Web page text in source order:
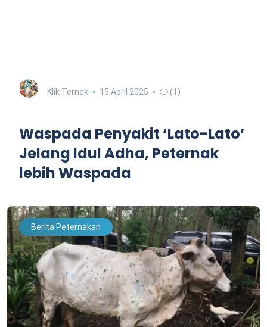
Klik Ternak 15 April 2025 (1)
Waspada Penyakit ‘Lato-Lato’
Jelang Idul Adha, Peternak
lebih Waspada
Berita Peternakan